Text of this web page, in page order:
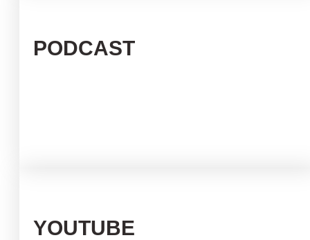
PODCAST
YOUTUBE